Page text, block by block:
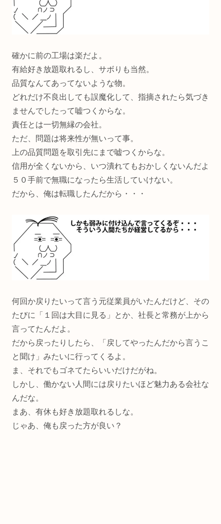
確かに前の工場は楽だよ。
有給好き放題取れるし、サボりも当然。
品質なんてあってないような物。
どれだけ不良出しても誤魔化して、指摘されたら気づき
ませんでしたって嘘つくからな。
責任とは一切無縁の会社。
ただ、問題は将来性が無いって事。
上の品質問題を取引先にまで嘘つくからな。
信用が全くないから、いつ潰れてもおかしくないんだよ
５０手前で無職になったら生活していけない。
だから、俺は転職したんだから・・・
何回か戻りたいって言う元従業員がいたんだけど、その
たびに「１回は大目に見る」とか、社長と常務が上から
言ってたんだよ。
だから戻ったりしたら、「戻してやったんだから言うこ
と聞け」みたいに行ってくるよ。
ま、それでもゴネてたらいいだけだがね。
しかし、働かない人間には戻りたいほど魅力ある会社な
んだな。
まあ、有休も好き放題取れるしな。
じゃあ、俺も戻った方が良い？